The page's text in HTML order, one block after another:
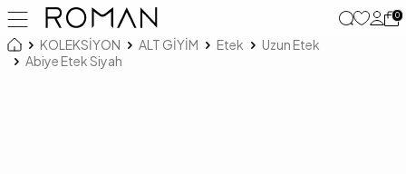
0
KOLEKSİYON ALT GİYİM Etek
Uzun Etek
Abiye Etek Siyah